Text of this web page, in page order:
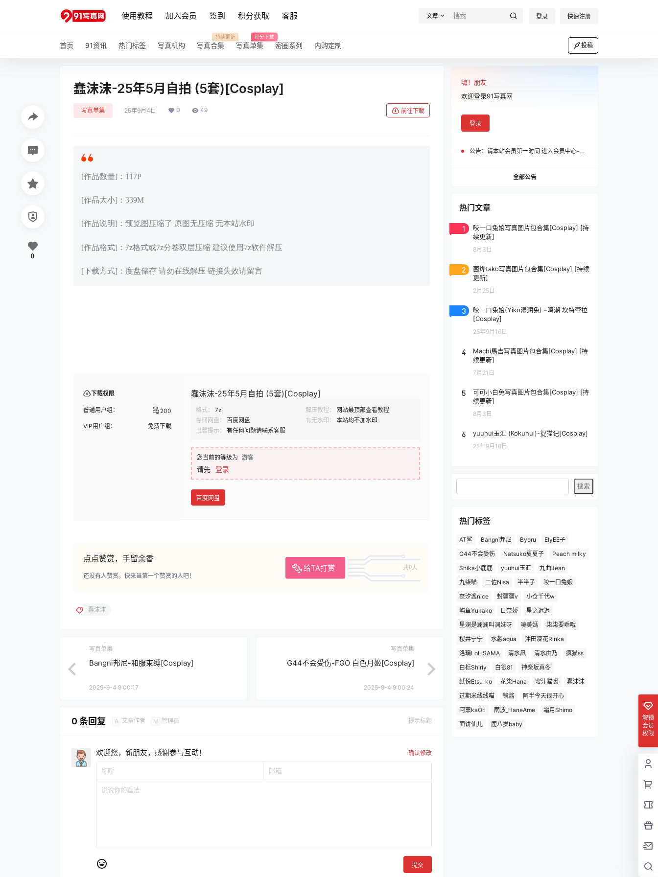
使用教程 加入会员 签到 积分获取 客服 文章 登录 快速注册
首页 91资讯 热门标签 写真机构 写真合集
持续更新
写真单集
积分下载
密圈系列 内购定制 投稿
蠢沫沫-25年5月自拍 (5套)[Cosplay]
写真单集 25年9月4日 0 49 前往下载
[作品数量]：117P
[作品大小]：339M
[作品说明]：预览图压缩了 原图无压缩 无本站水印
[作品格式]：7z格式或7z分卷双层压缩 建议使用7z软件解压
[下载方式]：度盘储存 请勿在线解压 链接失效请留言
下载权限
普通用户组： 200
VIP用户组： 免费下载
蠢沫沫-25年5月自拍 (5套)[Cosplay]
格式： 7z 解压教程：
网站最顶部查看教程
存储网盘：
百度网盘 有无水印：
本站均不加水印
温馨提示：
有任何问题请联系客服
您当前的等级为 游客
请先 登录
百度网盘
点点赞赏，手留余香
给TA打赏 共0人
还没有人赞赏，快来当第一个赞赏的人吧！
0
蠢沫沫
写真单集
Bangni邦尼-和服束缚[Cosplay]
2025-9-4 9:00:17
写真单集
G44不会受伤-FGO 白色月姬[Cosplay]
2025-9-4 9:00:24
0 条回复 A 文章作者 M 管理员 提示标题
欢迎您，新朋友，感谢参与互动！ 确认修改
提交
嗨！朋友
欢迎登录91写真网
登录
公告： 请本站会员第一时间 进入会员中心-我的设置中为您的账号绑定邮箱!
全部公告
热门文章
1
咬一口兔娘写真图片包合集[Cosplay] [持
续更新]
8月3日
2
菌烨tako写真图片包合集[Cosplay] [持续
更新]
2月25日
3
咬一口兔娘(Yiko湿润兔) –鸣潮 坎特蕾拉
[Cosplay]
25年9月16日
4
Machi馬吉写真图片包合集[Cosplay] [持
续更新]
7月21日
5
可可小白兔写真图片包合集[Cosplay] [持
续更新]
8月3日
6 yuuhui玉汇 (Kokuhui)-捉猫记[Cosplay]
25年9月16日
热门标签
AT鲨 Bangni邦尼 Byoru
ElyEE子
G44不会受伤
Natsuko夏夏子
Peach milky
Shika小鹿鹿
yuuhui玉汇
九曲Jean
九柒喵
二佐Nisa 半半子
咬一口兔娘
奈汐酱nice
封疆疆v
小仓千代w
屿鱼Yukako
日奈娇
星之迟迟
星澜是澜澜叫澜妹呀
曉美媽
柒柒要乖哦
桜井宁宁
水淼aqua
沖田凜花Rinka
洛璃LoLiSAMA
清水凪 清水由乃
疯猫ss
白栎Shirly
白银81
神楽坂真冬
纸悦Etsu_ko
花柒Hana 蜜汁猫裘
蠢沫沫
过期米线线喵
镜酱
阿半今天很开心
阿薰kaOri
雨波_HaneAme
霜月Shimo
面饼仙儿
鹿八岁baby
解锁
会员
权限